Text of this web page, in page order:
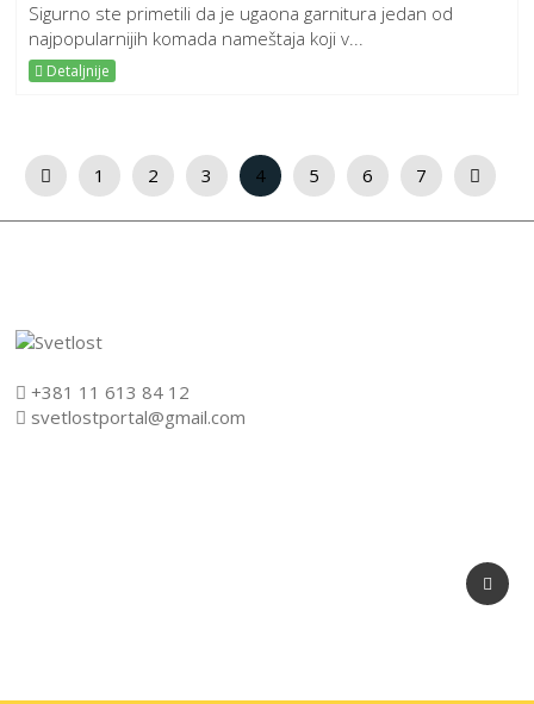
Sigurno ste primetili da je ugaona garnitura jedan od
najpopularnijih komada nameštaja koji v...
Detaljnije
1 2 3 4 5 6 7
+381 11 613 84 12
svetlostportal@gmail.com